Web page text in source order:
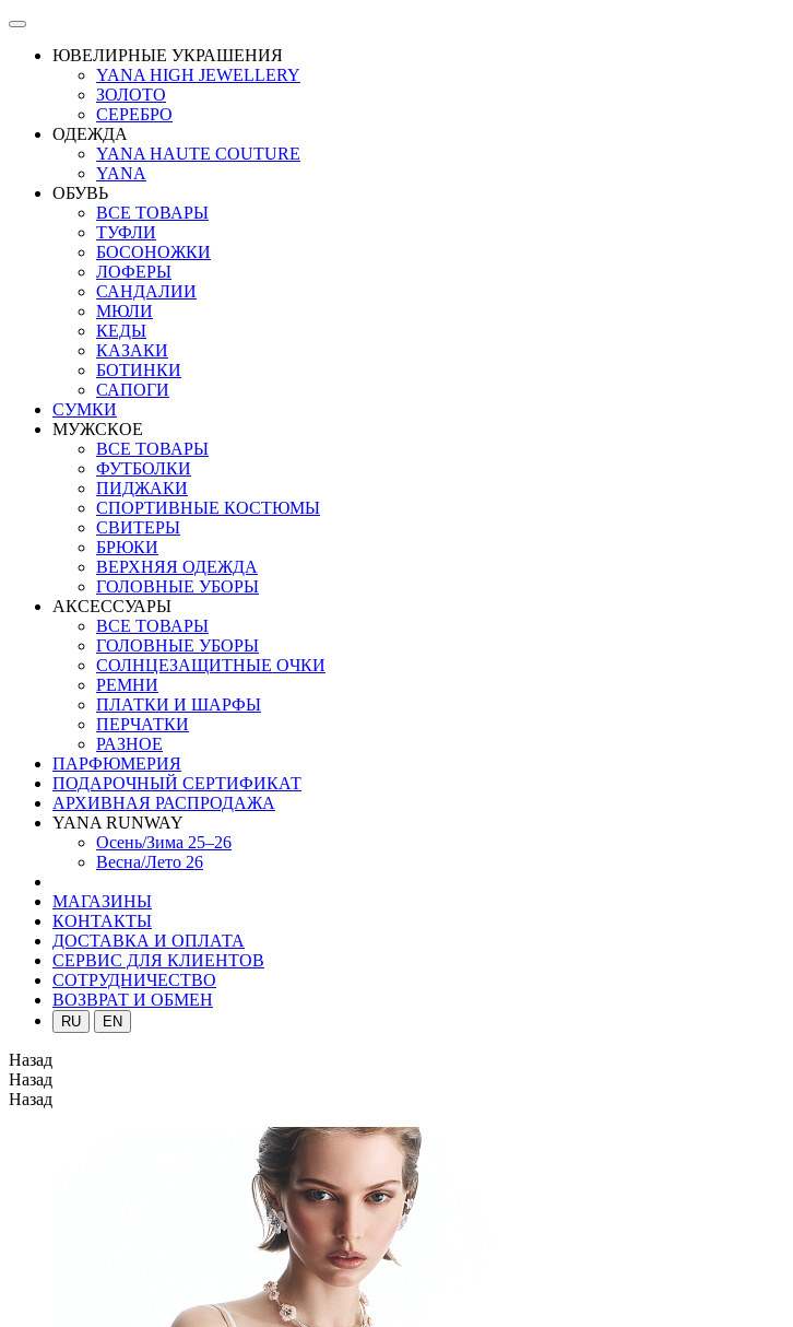
ЮВЕЛИРНЫЕ УКРАШЕНИЯ
YANA HIGH JEWELLERY
ЗОЛОТО
СЕРЕБРО
ОДЕЖДА
YANA HAUTE COUTURE
YANA
ОБУВЬ
ВСЕ ТОВАРЫ
ТУФЛИ
БОСОНОЖКИ
ЛОФЕРЫ
САНДАЛИИ
МЮЛИ
КЕДЫ
КАЗАКИ
БОТИНКИ
САПОГИ
СУМКИ
МУЖСКОЕ
ВСЕ ТОВАРЫ
ФУТБОЛКИ
ПИДЖАКИ
СПОРТИВНЫЕ КОСТЮМЫ
СВИТЕРЫ
БРЮКИ
ВЕРХНЯЯ ОДЕЖДА
ГОЛОВНЫЕ УБОРЫ
АКСЕССУАРЫ
ВСЕ ТОВАРЫ
ГОЛОВНЫЕ УБОРЫ
СОЛНЦЕЗАЩИТНЫЕ ОЧКИ
РЕМНИ
ПЛАТКИ И ШАРФЫ
ПЕРЧАТКИ
РАЗНОЕ
ПАРФЮМЕРИЯ
ПОДАРОЧНЫЙ СЕРТИФИКАТ
АРХИВНАЯ РАСПРОДАЖА
YANA RUNWAY
Осень/Зима 25–26
Весна/Лето 26
МАГАЗИНЫ
КОНТАКТЫ
ДОСТАВКА И ОПЛАТА
СЕРВИС ДЛЯ КЛИЕНТОВ
СОТРУДНИЧЕСТВО
ВОЗВРАТ И ОБМЕН
RU EN
Назад
Назад
Назад